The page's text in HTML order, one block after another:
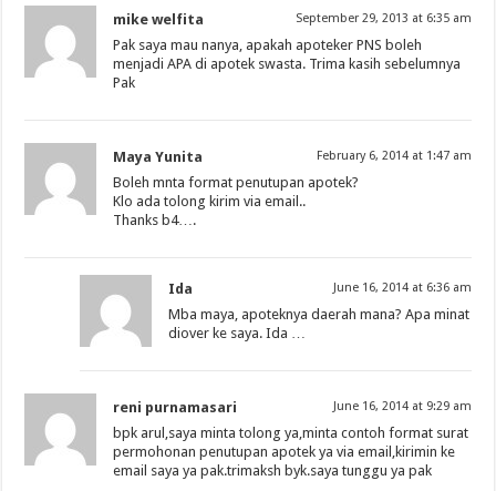
mike welfita September 29, 2013 at 6:35 am
Pak saya mau nanya, apakah apoteker PNS boleh
menjadi APA di apotek swasta. Trima kasih sebelumnya
Pak
Maya Yunita February 6, 2014 at 1:47 am
Boleh mnta format penutupan apotek?
Klo ada tolong kirim via email..
Thanks b4….
Ida June 16, 2014 at 6:36 am
Mba maya, apoteknya daerah mana? Apa minat
diover ke saya. Ida …
reni purnamasari June 16, 2014 at 9:29 am
bpk arul,saya minta tolong ya,minta contoh format surat
permohonan penutupan apotek ya via email,kirimin ke
email saya ya pak.trimaksh byk.saya tunggu ya pak